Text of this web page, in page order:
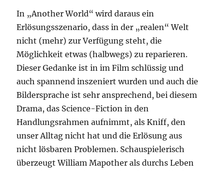
In „Another World“ wird daraus ein
Erlösungsszenario, dass in der „realen“ Welt
nicht (mehr) zur Verfügung steht, die
Möglichkeit etwas (halbwegs) zu reparieren.
Dieser Gedanke ist in im Film schlüssig und
auch spannend inszeniert wurden und auch die
Bildersprache ist sehr ansprechend, bei diesem
Drama, das Science-Fiction in den
Handlungsrahmen aufnimmt, als Kniff, den
unser Alltag nicht hat und die Erlösung aus
nicht lösbaren Problemen. Schauspielerisch
überzeugt William Mapother als durchs Leben